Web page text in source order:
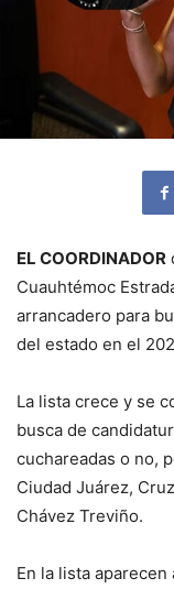
EL COORDINADOR
Cuauhtémoc
arrancadero para
del estado en el
La lista crece y se
busca de
cuchareadas o no,
Ciudad Juárez,
Chávez Treviño.
En la lista